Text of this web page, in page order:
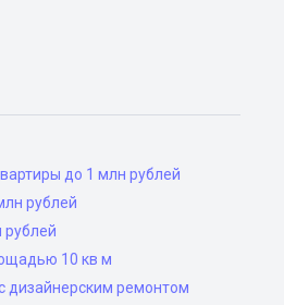
до 1 млн рублей
рублей
рублей
10 кв м
дизайнерским ремонтом